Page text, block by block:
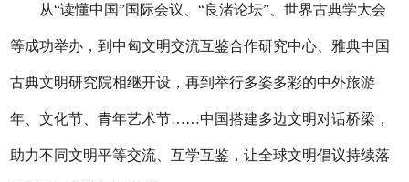
从“读懂中国”国际会议、“良渚论坛”、世界古典学大会
等成功举办，到中匈文明交流互鉴合作研究中心、雅典中国
古典文明研究院相继开设，再到举行多姿多彩的中外旅游
年、文化节、青年艺术节……中国搭建多边文明对话桥梁，
助力不同文明平等交流、互学互鉴，让全球文明倡议持续落